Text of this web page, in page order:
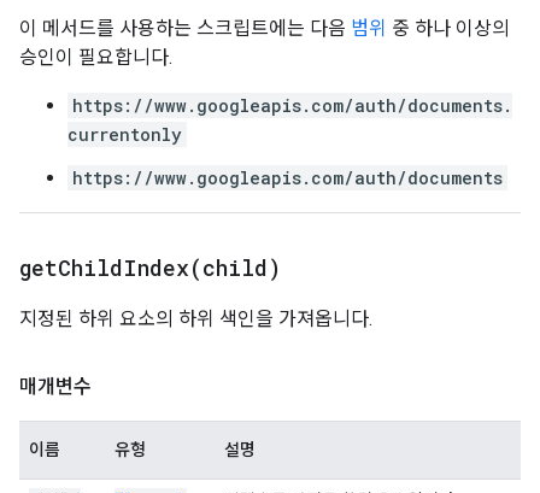
이 메서드를 사용하는 스크립트에는 다음 범위 중 하나 이상의
승인이 필요합니다.
https://www.googleapis.com/auth/documents.
currentonly
https://www.googleapis.com/auth/documents
getChildIndex(child)
지정된 하위 요소의 하위 색인을 가져옵니다.
매개변수
이름 유형 설명